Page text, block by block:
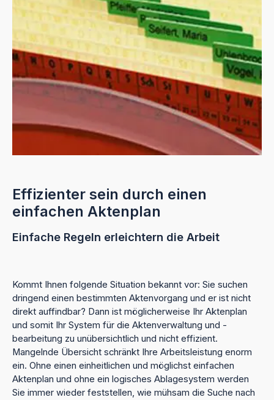
Effizienter sein durch einen
einfachen Aktenplan
Einfache Regeln erleichtern die Arbeit
Kommt Ihnen folgende Situation bekannt vor: Sie suchen
dringend einen bestimmten Aktenvorgang und er ist nicht
direkt auffindbar? Dann ist möglicherweise Ihr Aktenplan
und somit Ihr System für die Aktenverwaltung und -
bearbeitung zu unübersichtlich und nicht effizient.
Mangelnde Übersicht schränkt Ihre Arbeitsleistung enorm
ein. Ohne einen einheitlichen und möglichst einfachen
Aktenplan und ohne ein logisches Ablagesystem werden
Sie immer wieder feststellen, wie mühsam die Suche nach